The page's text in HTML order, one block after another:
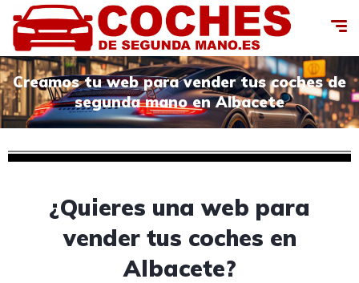
Creamos tu web para vender tus coches de
segunda mano en Albacete
¿Quieres una web para
vender tus coches en
Albacete?